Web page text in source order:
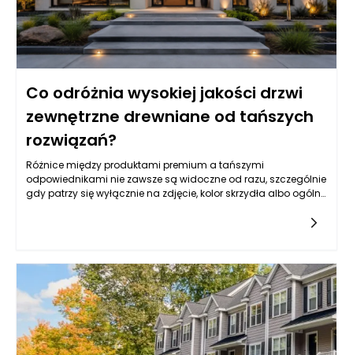
Co odróżnia wysokiej jakości drzwi
zewnętrzne drewniane od tańszych
rozwiązań?
Różnice między produktami premium a tańszymi
odpowiednikami nie zawsze są widoczne od razu, szczególnie
gdy patrzy się wyłącznie na zdjęcie, kolor skrzydła albo ogólny
precyzji wykonania. Tańsze rozwiązania często kuszą niższą
ceną, jednak mogą oznaczać kompromisy w zakresie
trwałości, odporności na wilgoć, szczelności, jakości okuć czy
żywotności powłoki ochronnej. W praktyce drzwi wejściowe są
intensywnie eksploatowane każdego dnia, a jednocześnie
muszą radzić sobie z deszczem, mrozem, słońcem, zmianami
temperatury i naprężeniami wynikającymi z pracy materiału.